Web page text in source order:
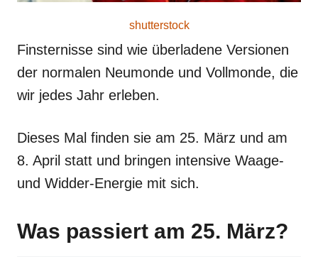
shutterstock
Finsternisse sind wie überladene Versionen
der normalen Neumonde und Vollmonde, die
wir jedes Jahr erleben.
Dieses Mal finden sie am 25. März und am
8. April statt und bringen intensive Waage-
und Widder-Energie mit sich.
Was passiert am 25. März?